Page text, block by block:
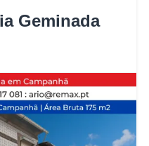
Geminada